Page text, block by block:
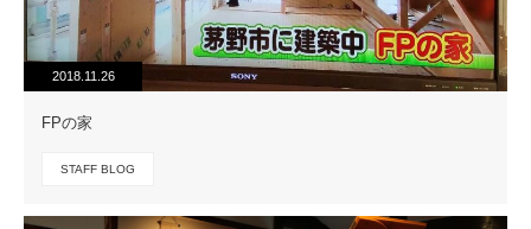
2018.11.26
FPの家
STAFF BLOG